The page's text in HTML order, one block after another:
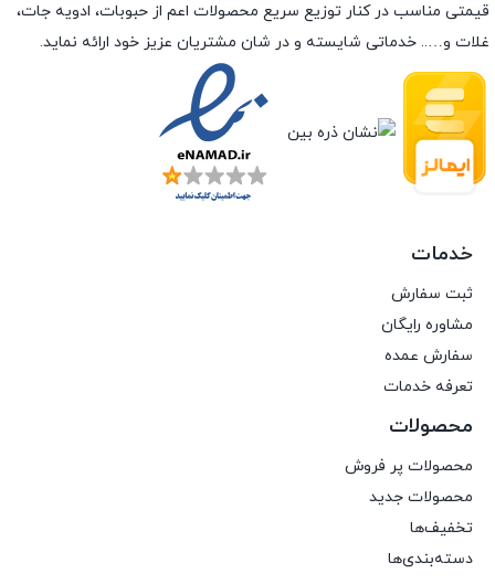
قیمتی مناسب در کنار توزیع سریع محصولات اعم از حبوبات، ادویه جات،
غلات و….. خدماتی شایسته و در شان مشتریان عزیز خود ارائه نماید.
خدمات
ثبت سفارش
مشاوره رایگان
سفارش عمده
تعرفه خدمات
محصولات
محصولات پر فروش
محصولات جدید
تخفیف‌ها
دسته‌بندی‌ها